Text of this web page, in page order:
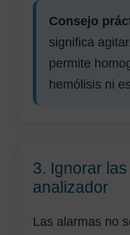
Consejo
significa
permite
hemólisis ni
3. Ignorar
analizador
Las alarmas no